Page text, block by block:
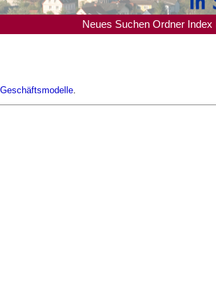
Neues Suchen Ordner Index
Geschäftsmodelle.